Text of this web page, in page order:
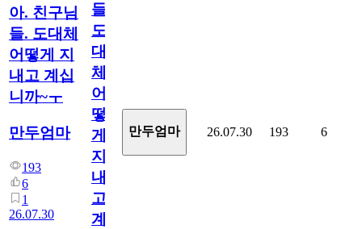
아. 친구님
들. 도대체
어떻게 지
내고 계십
니까~ㅜ
만두엄마
193
6
1
26.07.30
들.
도
대
체
어
떻
게
지
내
고
계
만두엄마 26.07.30 193 6